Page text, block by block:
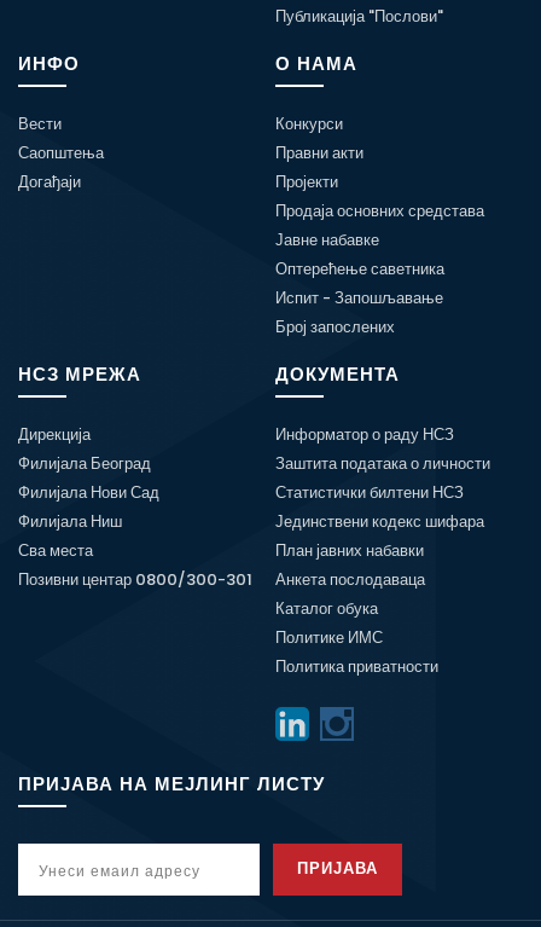
Публикација "Послови"
ИНФО
Вести
Саопштења
Догађаји
О НАМА
Конкурси
Правни акти
Пројекти
Продаја основних средстава
Јавне набавке
Оптерећење саветника
Испит - Запошљавање
Број запослених
НСЗ МРЕЖА
Дирекција
Филијала Београд
Филијала Нови Сад
Филијала Ниш
Сва места
Позивни центар 0800/300-301
ДОКУМЕНТА
Информатор о раду НСЗ
Заштита података о личности
Статистички билтени НСЗ
Јединствени кодекс шифара
План јавних набавки
Анкета послодаваца
Каталог обука
Политике ИМС
Политика приватности
ПРИЈАВА НА МЕЈЛИНГ ЛИСТУ
ПРИЈАВА